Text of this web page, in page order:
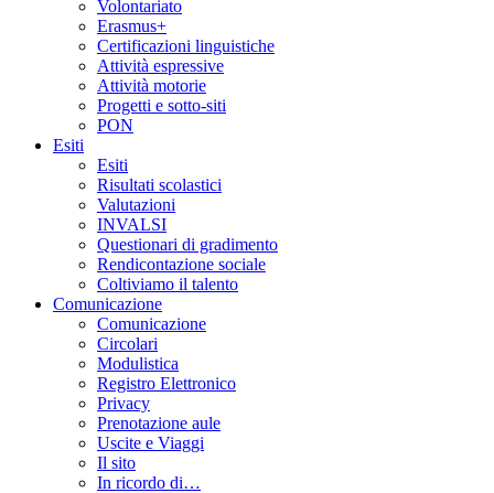
Volontariato
Erasmus+
Certificazioni linguistiche
Attività espressive
Attività motorie
Progetti e sotto-siti
PON
Esiti
Esiti
Risultati scolastici
Valutazioni
INVALSI
Questionari di gradimento
Rendicontazione sociale
Coltiviamo il talento
Comunicazione
Comunicazione
Circolari
Modulistica
Registro Elettronico
Privacy
Prenotazione aule
Uscite e Viaggi
Il sito
In ricordo di…